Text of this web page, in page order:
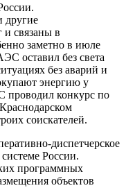
другие
и связаны в
заметно в июле
оставил без света
без аварий и
энергию у
проводил конкурс по
соискателей.
диспетчерское
России.
программных
объектов